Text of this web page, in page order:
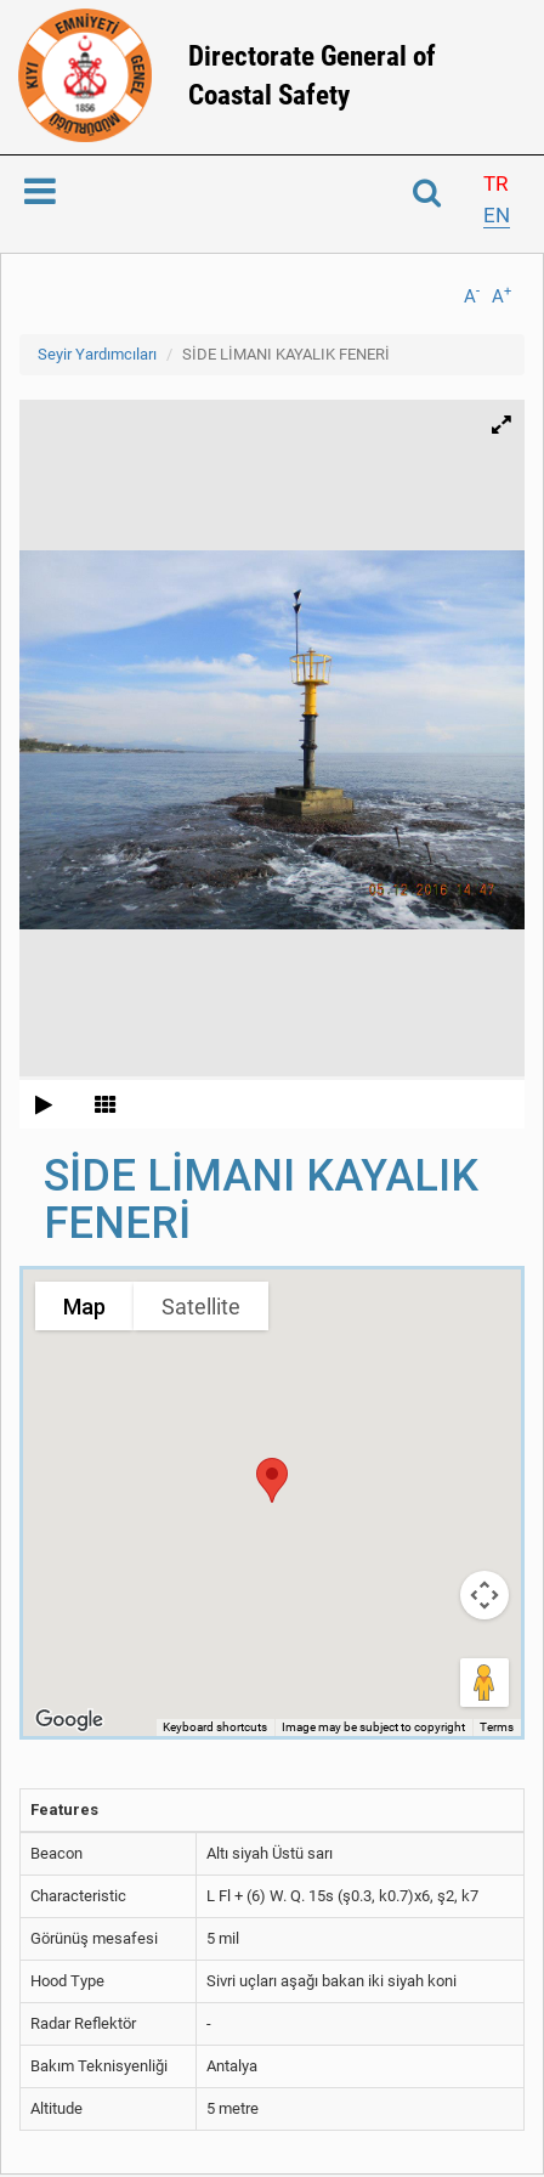
Directorate General of
Coastal Safety
TR
EN
A+
A-
Seyir Yardımcıları SİDE LİMANI KAYALIK FENERİ
SİDE LİMANI KAYALIK
FENERİ
Map Satellite
Keyboard shortcuts Image may be subject to copyright Terms
Features
Beacon Altı siyah Üstü sarı
Characteristic L Fl + (6) W. Q. 15s (ş0.3, k0.7)x6, ş2, k7
Görünüş mesafesi 5 mil
Hood Type Sivri uçları aşağı bakan iki siyah koni
Radar Reflektör -
Bakım Teknisyenliği Antalya
Altitude 5 metre